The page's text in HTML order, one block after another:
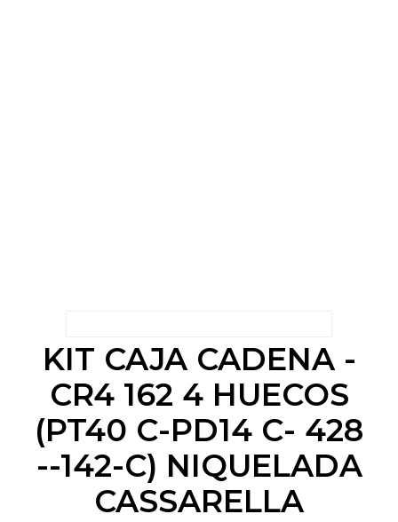
KIT CAJA CADENA -
CR4 162 4 HUECOS
(PT40 C-PD14 C- 428
--142-C) NIQUELADA
CASSARELLA